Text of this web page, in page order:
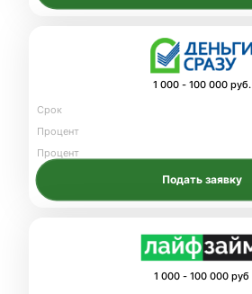
1 000 - 100 000 руб.
Срок
Процент
Процент
Подать заявку
1 000 - 100 000 руб